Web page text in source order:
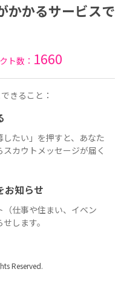
かかるサービスで
ト数： 1660
きること：
たい」を押すと、あなた
カウトメッセージが届く
お知らせ
仕事や住まい、イベン
します。
Reserved.